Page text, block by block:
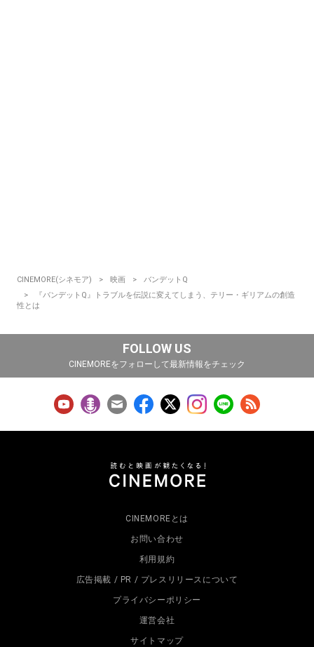
CINEMORE(シネモア) 映画
バンデットQ
『バンデットQ』トラブルを伝説に変えてしまう、テリー・ギリアムの創造
性とは
FOLLOW US
CINEMOREをフォローして最新情報をチェック
CINEMOREとは
お問い合わせ
利用規約
広告掲載 / PR / プレスリリースについて
プライバシーポリシー
運営会社
サイトマップ